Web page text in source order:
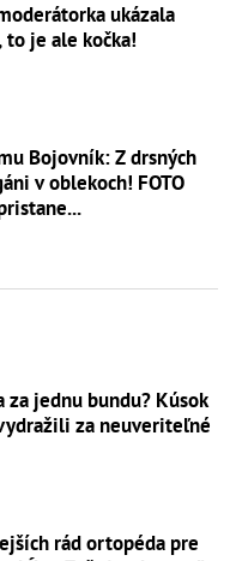
ukázala
to je ale kočka!
Bojovník: Z drsných
v oblekoch! FOTO
za jednu bundu? Kúsok
za neuveriteľné
rád ortopéda pre